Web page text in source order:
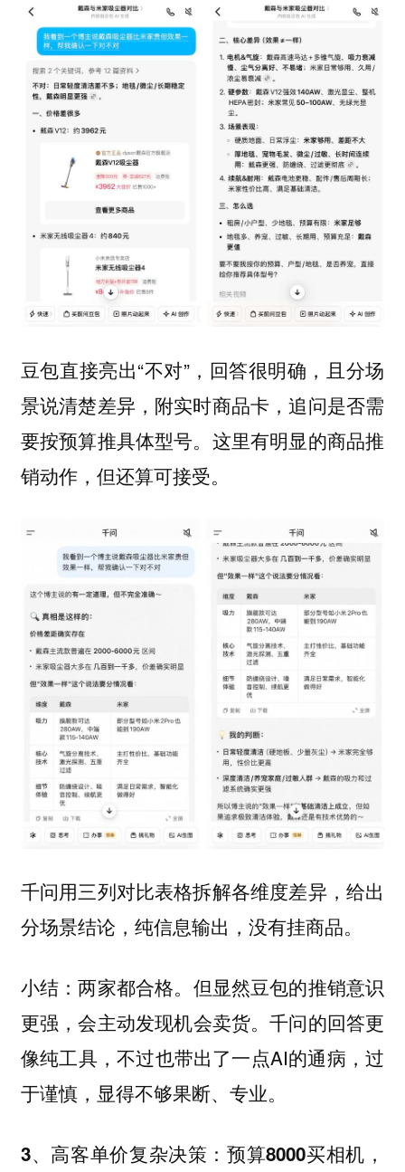
豆包直接亮出“不对”，回答很明确，且分场
景说清楚差异，附实时商品卡，追问是否需
要按预算推具体型号。 这里有明显的商品推
销动作，但还算可接受。
千问用三列对比表格拆解各维度差异，给出
分场景结论，纯信息输出，没有挂商品。
小结：两家都合格。但显然豆包的推销意识
更强，会主动发现机会卖货。千问的回答更
像纯工具，不过也带出了一点AI的通病，过
于谨慎，显得不够果断、专业。
3、高客单价复杂决策：预算8000买相机，